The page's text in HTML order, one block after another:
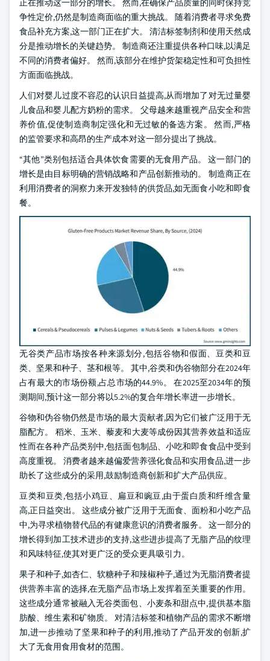
正在推动这一部分的增长。 然而,在确保产品质量的同时保持竞
争性定价,仍然是制造商面临的重大挑战。 随着消费者寻求免费
食品补充方案,这一部门正在扩大。 清洁标签制剂和使用天然成
分是推动增长的关键趋势。 制造商还注重提供各种口味,以满足
不同的消费者偏好。 然而,该部分在维护货架稳定性和可负担性
方面面临挑战。
人们对婴儿过度不容忍的认识日益提高,从而增加了对无过量婴
儿食品和婴儿配方奶粉的需求。 父母越来越重视产品安全和营
养价值,促使制造商制定强化和无过敏的备选方案。 然而,严格
的监管要求和高昂的生产成本对这一部分提出了挑战。
“其他”类别包括适合具体饮食需要的无食用产品。 这一部门的
增长是由目标明确的营销战略和产品创新推动的。 制造商正在
利用消费者的洞察力来开发独特的供货品,如无面食小吃和即食
餐。
无谷类产品市场按各种来源划分,包括谷物和假面、豆类和豆
类、坚果和种子、茎和根等。 其中,谷类和伪谷物部分在2024年
占有最大的市场份额,占总市场的44.9%。 在2025至2034年的预
测期间,预计这一部分将以5.2%的复合年增长率进一步增长。
谷物和伪谷物仍然是市场的最大贡献者,因为它们被广泛用于无
脂配方。 稻米、玉米、藜麦和大麦等成份因其营养效益和适应
性而在各种产品类别中,包括面包制品、小吃和即食食品中受到
高度重视。 消费者越来越偏爱营养强化食品和实用食品,进一步
助长了这些成分的采用,鼓励制造商创新和扩大产品供应。
豆类和豆类,包括小鸡豆、扁豆和豌豆,由于蛋白质和纤维含量
高,正日益突出。 这些成分被广泛用于无面食、面粉和小吃产品
中,为寻求植物替代品的有健康意识的消费者服务。 这一部分的
增长得到加工技术进步的支持,这些进步提高了无脂产品的纹理
和风味特征,使其对更广泛的受众更具吸引力。
果子和种子,如杏仁、软糖种子和辣椒种子,通过为无脂消费者提
供营养丰富的选择,在无脂产品市场上发挥着至关重要的作用。
这些成分通常被融入无谷类面包、小麦条和甜点中,提供基本脂
肪酸、维生素和矿物质。 对清洁标签和植物产品的需求不断增
加,进一步推动了坚果和种子的利用,推动了产品开发的创新,扩
大了无食用食用食材的范围。